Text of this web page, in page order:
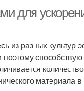
для
из разных культур
материала в